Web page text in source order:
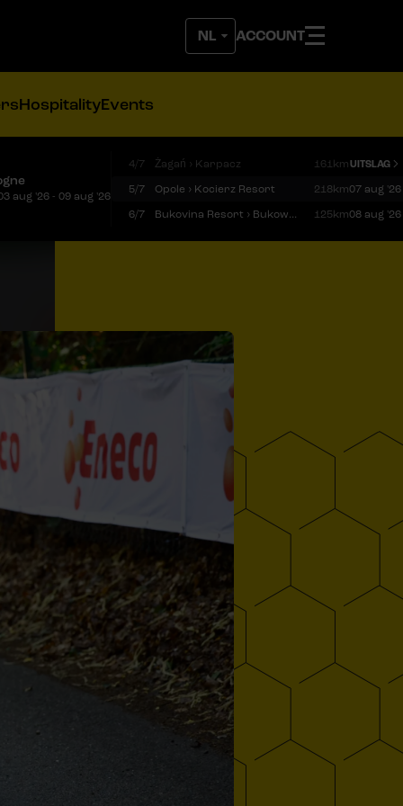
ACCOUNT
HospitalityEvents
aug '26 - 09 aug '26
4/7 Żagań › Karpacz 161kmUITSLAG
5/7
Opole › Kocierz Resort 218km07 aug '26
6/7
Bukovina Resort › Bukowina Tatrzańska 125km08 aug '26